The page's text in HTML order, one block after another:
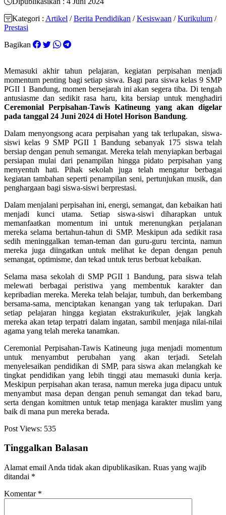
Kategori : Artikel /Berita Pendidikan /Kesiswaan /Kurikulum /
Prestasi
Bagikan
Memasuki akhir tahun pelajaran, kegiatan perpisahan menjadi
momentum penting bagi setiap siswa. Bagi para siswa kelas 9 SMP
PGII 1 Bandung, momen bersejarah ini akan segera tiba. Di tengah
antusiasme dan sedikit rasa haru, kita bersiap untuk menghadiri
Ceremonial Perpisahan-Tawis Katineung yang akan digelar
pada tanggal 24 Juni 2024 di Hotel Horison Bandung.
Dalam menyongsong acara perpisahan yang tak terlupakan, siswa-
siswi kelas 9 SMP PGII 1 Bandung sebanyak 175 siswa telah
bersiap dengan penuh semangat. Mereka telah menyiapkan berbagai
persiapan mulai dari penampilan hingga pidato perpisahan yang
menyentuh hati. Pihak sekolah juga telah mengatur berbagai
kegiatan tambahan seperti penampilan seni, pertunjukan musik, dan
penghargaan bagi siswa-siswi berprestasi.
Dalam menjalani perpisahan ini, energi, semangat, dan kebaikan hati
menjadi kunci utama. Setiap siswa-siswi diharapkan untuk
memanfaatkan momentum ini untuk merenungkan perjalanan
mereka selama bertahun-tahun di SMP. Meskipun ada sedikit rasa
sedih meninggalkan teman-teman dan guru-guru tercinta, namun
mereka juga diingatkan untuk melihat ke depan dengan penuh
semangat, optimisme, dan tekad untuk terus berbuat kebaikan.
Selama masa sekolah di SMP PGII 1 Bandung, para siswa telah
melewati berbagai peristiwa yang membentuk karakter dan
kepribadian mereka. Mereka telah belajar, tumbuh, dan berkembang
bersama-sama, menciptakan kenangan yang tak terlupakan. Dari
setiap pelajaran hingga kegiatan ekstrakurikuler, jejak langkah
mereka akan tetap terpatri dalam ingatan, sambil menjaga nilai-nilai
agama yang telah mereka tanamkan.
Ceremonial Perpisahan-Tawis Katineung juga menjadi momentum
untuk menyambut perubahan yang akan terjadi. Setelah
menyelesaikan pendidikan di SMP, para siswa akan melangkah ke
tingkat pendidikan yang lebih tinggi atau memasuki dunia kerja.
Meskipun perpisahan akan terasa, namun mereka juga dipacu untuk
menyambut masa depan dengan penuh semangat dan tekad baru,
serta dengan komitmen untuk tetap menjaga karakter muslim yang
baik di mana pun mereka berada.
Post Views: 535
Tinggalkan Balasan
Alamat email Anda tidak akan dipublikasikan. Ruas yang wajib
ditandai *
Komentar *